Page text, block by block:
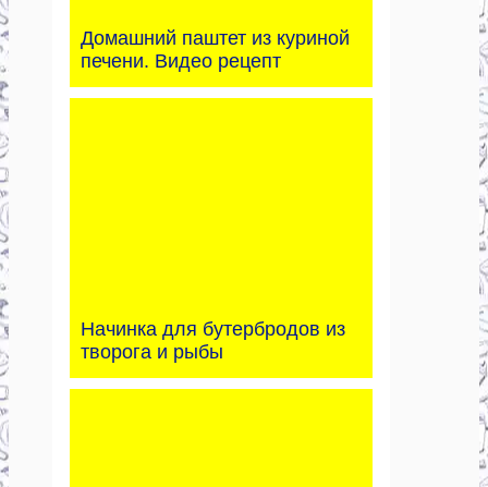
Домашний паштет из куриной
печени. Видео рецепт
Начинка для бутербродов из
творога и рыбы